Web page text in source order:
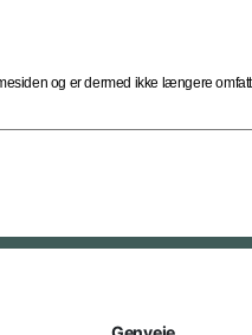
og er dermed ikke længere